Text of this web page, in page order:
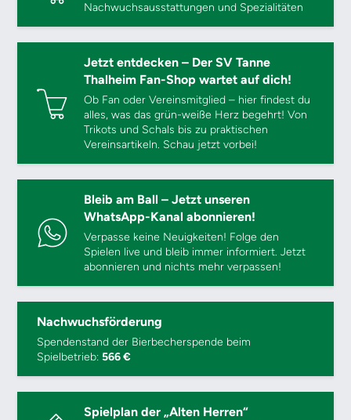
Nachwuchsausstattungen und Spezialitäten
Jetzt entdecken – Der SV Tanne
Thalheim Fan-Shop wartet auf dich!
Ob Fan oder Vereinsmitglied – hier findest du
alles, was das grün-weiße Herz begehrt! Von
Trikots und Schals bis zu praktischen
Vereinsartikeln. Schau jetzt vorbei!
Bleib am Ball – Jetzt unseren
WhatsApp-Kanal abonnieren!
Verpasse keine Neuigkeiten! Folge den
Spielen live und bleib immer informiert. Jetzt
abonnieren und nichts mehr verpassen!
Nachwuchsförderung
Spendenstand der Bierbecherspende beim
Spielbetrieb:566 €
Spielplan der „Alten Herren“